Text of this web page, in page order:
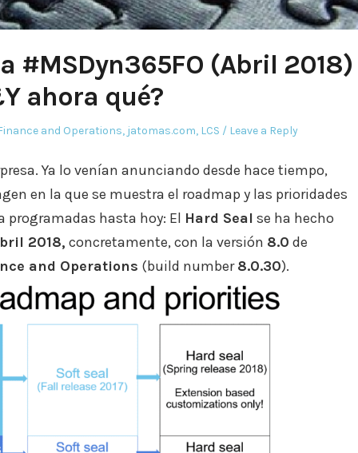
#MSDyn365FO (Abril 2018)
ahora qué?
and Operations, jatomas.com, LCS Leave a Reply
Ya lo venían anunciando desde hace tiempo,
en la que se muestra el roadmap y las prioridades
programadas hasta hoy: El Hard Seal se ha hecho
2018, concretamente, con la versión 8.0 de
and Operations (build number8.0.30).